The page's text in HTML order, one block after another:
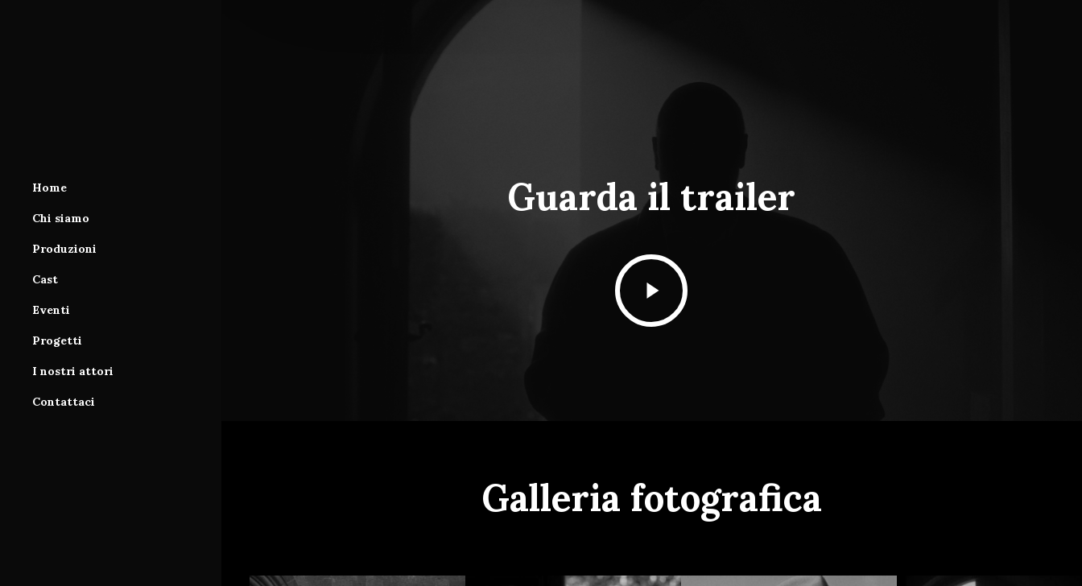
Home
Chi siamo
Produzioni
Area produzioni
Database
Cast
Area cast
Iscrizione al database
Eventi
Progetti
I nostri attori
Contattaci
Guarda il trailer
Play
Video
Galleria fotografica